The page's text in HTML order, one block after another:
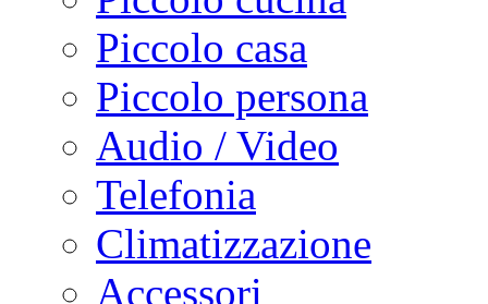
Piccolo casa
Piccolo persona
Audio / Video
Telefonia
Climatizzazione
Accessori